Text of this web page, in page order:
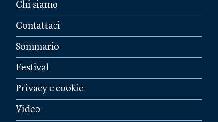
Chi siamo
Contattaci
Sommario
Festival
Privacy e cookie
Video